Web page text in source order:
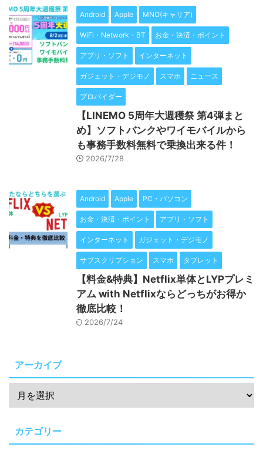
Android Apple MNO(キャリア)
WiFi・Network・BT お金・決済・ポイント
アプリ・ソフト インターネット
ガジェット・デジモノ スマホ ニュース
プロバイダー
【LINEMO 5周年大週穫祭 第4弾まと
め】ソフトバンクやワイモバイルから
も事務手数料無料で乗換出来る件！
2026/7/28
Android Apple PC・パソコン
お金・決済・ポイント アプリ・ソフト
インターネット ガジェット・デジモノ
サブスクリプション スマホ タブレット
【料金&特典】Netflix単体とLYPプレミ
アム with Netflixならどっちがお得か
徹底比較！
2026/7/24
アーカイブ
カテゴリー